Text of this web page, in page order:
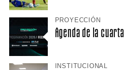
PROYECCIÓN
Agenda de la
INSTITUCIONAL